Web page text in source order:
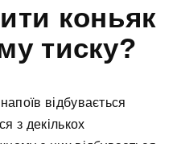
коньяк
тиску?
відбувається
з декількох